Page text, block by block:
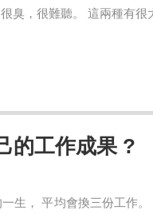
臭，很難聽。 這兩種有很
的工作成果 ?
生， 平均會換三份工作